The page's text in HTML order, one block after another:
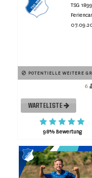
TSG
POTENTIELLE WEITERE
6
WARTELISTE
98% Bewertung